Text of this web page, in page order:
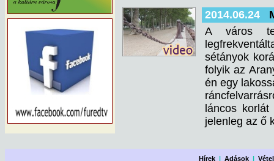
2014.06.24
A város
sétányok
folyik az
én egy
láncos
jelenleg az ő
Hírek |Adások |